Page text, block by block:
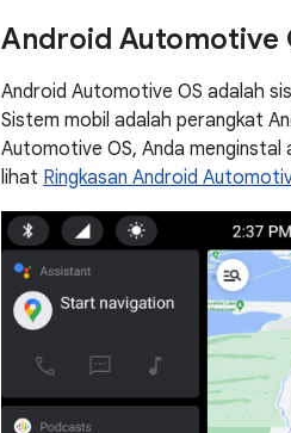
Android Automotive
Android Automotive OS adalah
Sistem mobil adalah perangkat
Automotive OS, Anda menginstal
lihat Ringkasan Android